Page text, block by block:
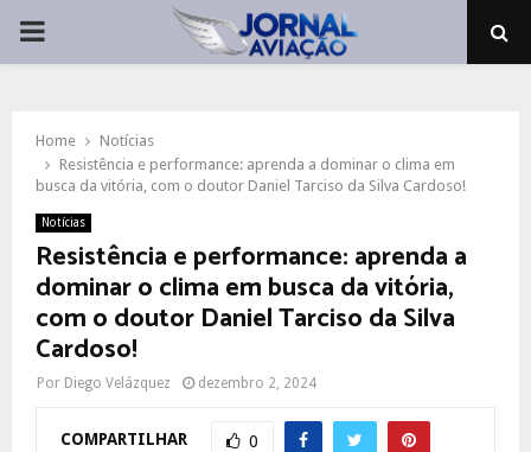
PRIMARY
Home
Notícias
Resistência e performance: aprenda a dominar o clima em
busca da vitória, com o doutor Daniel Tarciso da Silva Cardoso!
Notícias
Resistência e performance: aprenda a
dominar o clima em busca da vitória,
com o doutor Daniel Tarciso da Silva
Cardoso!
Por Diego Velázquez dezembro 2, 2024
COMPARTILHAR 0